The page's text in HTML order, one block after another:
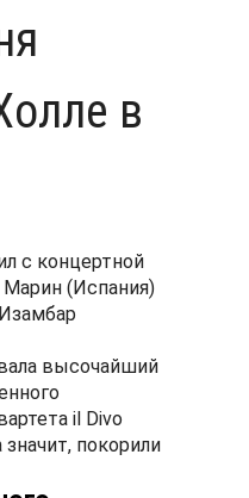
в
с концертной
Марин (Испания)
высочайший
il Divo
покорили